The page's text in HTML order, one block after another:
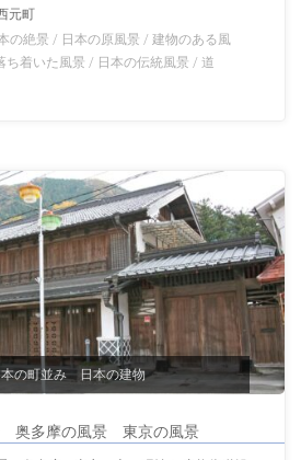
元町
の絶景 / 日本の原風景 /建物のある風
ち着いた風景 / 日本の伝統風景 /道
の町並み 日本の建物
奥多摩の風景 東京の風景